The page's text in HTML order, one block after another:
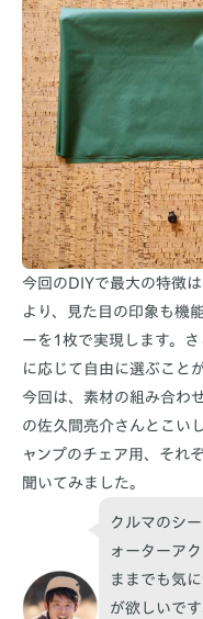
今回のDIYで最大の特徴
より、見た目の印象も機
ーを1枚で実現します。
に応じて自由に選ぶこと
今回は、素材の組み合わ
の佐久間亮介さんとこい
ャンプのチェア用、それ
聞いてみました。
クルマのシ
ォーターア
ままでも気
が欲しいで